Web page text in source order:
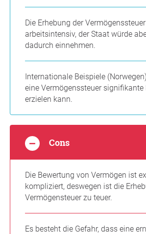
Die Erhebung der
arbeitsintensiv, der Staat würde
dadurch einnehmen.
Internationale Beispiele
eine Vermögenssteuer signifikante
erzielen kann.
Cons
Die Bewertung von Vermögen ist
kompliziert, deswegen ist die
Vermögensteuer zu teuer.
Es besteht die Gefahr, dass eine